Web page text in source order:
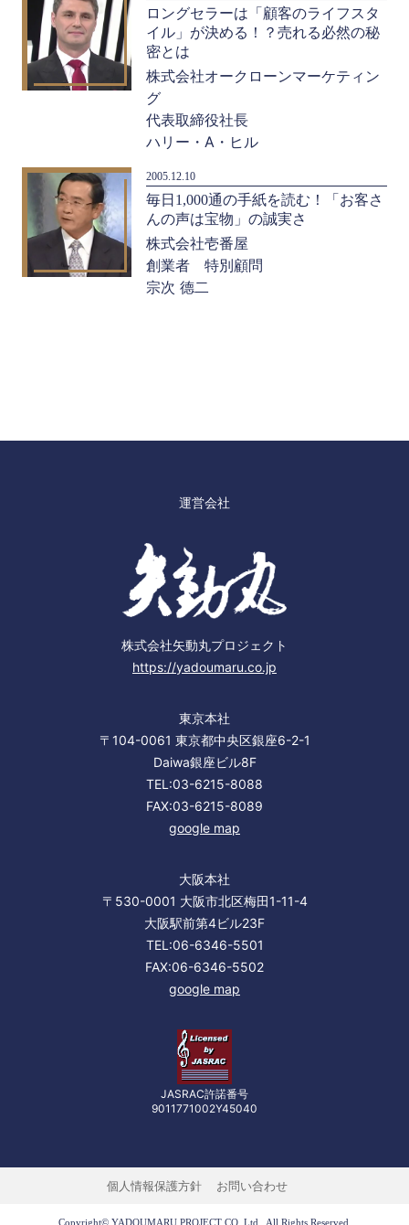
ロングセラーは「顧客のライフスタ
イル」が決める！？売れる必然の秘
密とは
株式会社オークローンマーケティン
グ
代表取締役社長
ハリー・A・ヒル
2005.12.10
毎日1,000通の手紙を読む！「お客さ
んの声は宝物」の誠実さ
株式会社壱番屋
創業者 特別顧問
宗次 德二
運営会社
株式会社矢動丸プロジェクト
https://yadoumaru.co.jp
東京本社
〒104-0061 東京都中央区銀座6-2-1
Daiwa銀座ビル8F
TEL:03-6215-8088
FAX:03-6215-8089
google map
大阪本社
〒530-0001 大阪市北区梅田1-11-4
大阪駅前第4ビル23F
TEL:06-6346-5501
FAX:06-6346-5502
google map
JASRAC許諾番号
9011771002Y45040
個人情報保護方針 お問い合わせ
Copyright© YADOUMARU PROJECT CO.,Ltd.. All Rights Reserved.